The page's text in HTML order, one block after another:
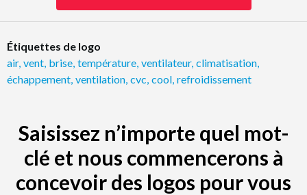
Étiquettes de logo
air, vent brise température ventilateur, climatisation
échappement ventilation cvc cool refroidissement
Saisissez n’importe quel mot-
clé et nous commencerons à
concevoir des logos pour vous